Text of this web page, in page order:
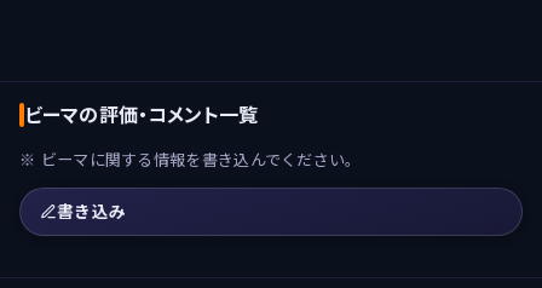
ビーマの評価・コメント一覧
※ ビーマに関する情報を書き込んでください。
書き込み